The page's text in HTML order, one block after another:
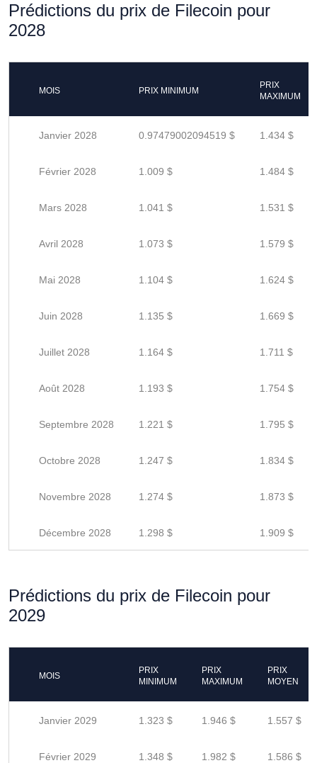
Prédictions du prix de Filecoin pour
2028
MOIS PRIX MINIMUM
PRIX
MAXIMUM
Janvier 2028 0.97479002094519 $ 1.434 $
Février 2028 1.009 $ 1.484 $
Mars 2028 1.041 $ 1.531 $
Avril 2028 1.073 $ 1.579 $
Mai 2028 1.104 $ 1.624 $
Juin 2028 1.135 $ 1.669 $
Juillet 2028 1.164 $ 1.711 $
Août 2028 1.193 $ 1.754 $
Septembre 2028 1.221 $ 1.795 $
Octobre 2028 1.247 $ 1.834 $
Novembre 2028 1.274 $ 1.873 $
Décembre 2028 1.298 $ 1.909 $
Prédictions du prix de Filecoin pour
2029
MOIS
PRIX
MINIMUM
PRIX
MAXIMUM
PRIX
MOYEN
Janvier 2029 1.323 $ 1.946 $ 1.557 $
Février 2029 1.348 $ 1.982 $ 1.586 $